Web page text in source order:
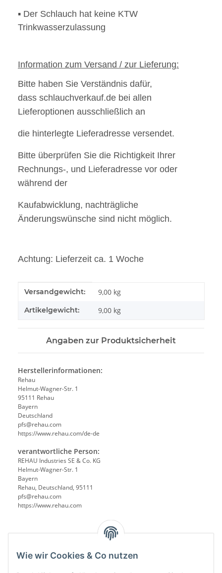
Wie wir Cookies & Co nutzen
▪ Der Schlauch hat keine KTW
Trinkwasserzulassung
Information zum Versand / zur Lieferung:
Bitte haben Sie Verständnis dafür,
dass schlauchverkauf.de bei allen
Lieferoptionen ausschließlich an
die hinterlegte Lieferadresse versendet.
Bitte überprüfen Sie die Richtigkeit Ihrer
Rechnungs-, und Lieferadresse vor oder
während der
Kaufabwicklung, nachträgliche
Änderungswünsche sind nicht möglich.
Achtung: Lieferzeit ca. 1 Woche
Produkteigenschaft
Wert
Versandgewicht: 9,00 kg
Artikelgewicht: 9,00 kg
Angaben zur Produktsicherheit
Herstellerinformationen:
Rehau
Helmut-Wagner-Str. 1
95111 Rehau
Bayern
Deutschland
pfs@rehau.com
https://www.rehau.com/de-de
verantwortliche Person:
REHAU Industries SE & Co. KG
Helmut-Wagner-Str. 1
Bayern
Rehau, Deutschland, 95111
pfs@rehau.com
https://www.rehau.com